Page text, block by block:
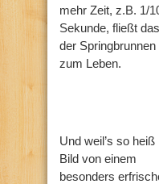
mehr Zeit, z.B. 1/
Sekunde, fließt
der
zum Leben.
Und weil’s so
Bild von einem
besonders